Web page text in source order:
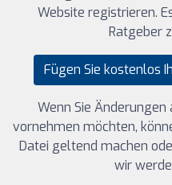
Website registrieren.
Ratgeber
Fügen Sie kostenlos
Wenn Sie Änderungen
vornehmen möchten,
Datei geltend machen
wir